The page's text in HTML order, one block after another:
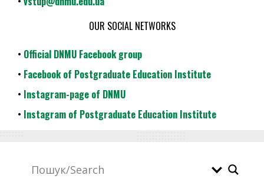
OUR SOCIAL NETWORKS
• Official DNMU Facebook group
• Facebook of Postgraduate Education Institute
• Instagram-page of DNMU
• Instagram of Postgraduate Education Institute